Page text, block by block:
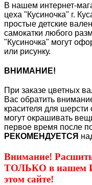
В нашем интернет-
цеха "Кусиночка" г.
простые детские
самокатки любого
"Кусиночка" могут
или рисунку.
ВНИМАНИЕ!
При заказе цветных
Вас обратить
красителя для шерсти
могут окрашивать
первое время после
РЕКОМЕНДУЕТСЯ
Внимание!
ТОЛЬКО в
этом сайте!